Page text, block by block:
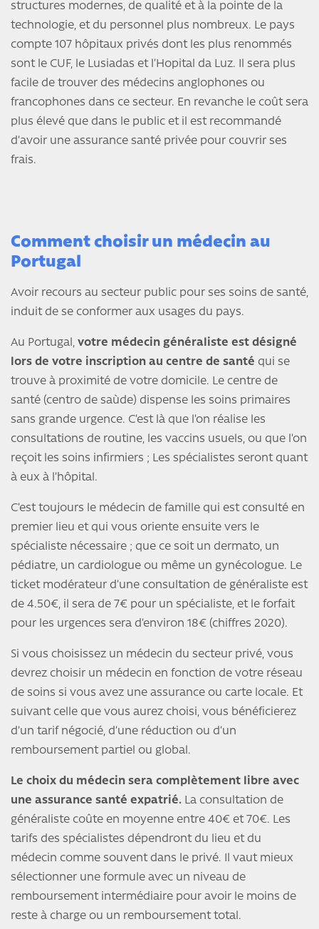
structures modernes, de qualité et à la pointe de la
technologie, et du personnel plus nombreux. Le pays
compte 107 hôpitaux privés dont les plus renommés
sont le CUF, le Lusiadas et l’Hopital da Luz. Il sera plus
facile de trouver des médecins anglophones ou
francophones dans ce secteur. En revanche le coût sera
plus élevé que dans le public et il est recommandé
d’avoir une assurance santé privée pour couvrir ses
frais.
Comment choisir un médecin au
Portugal
Avoir recours au secteur public pour ses soins de santé,
induit de se conformer aux usages du pays.
Au Portugal, votre médecin généraliste est désigné
lors de votre inscription au centre de santé qui se
trouve à proximité de votre domicile. Le centre de
santé (centro de saùde) dispense les soins primaires
sans grande urgence. C’est là que l’on réalise les
consultations de routine, les vaccins usuels, ou que l’on
reçoit les soins infirmiers ; Les spécialistes seront quant
à eux à l’hôpital.
C’est toujours le médecin de famille qui est consulté en
premier lieu et qui vous oriente ensuite vers le
spécialiste nécessaire ; que ce soit un dermato, un
pédiatre, un cardiologue ou même un gynécologue. Le
ticket modérateur d’une consultation de généraliste est
de 4.50€, il sera de 7€ pour un spécialiste, et le forfait
pour les urgences sera d’environ 18€ (chiffres 2020).
Si vous choisissez un médecin du secteur privé, vous
devrez choisir un médecin en fonction de votre réseau
de soins si vous avez une assurance ou carte locale. Et
suivant celle que vous aurez choisi, vous bénéficierez
d’un tarif négocié, d’une réduction ou d’un
remboursement partiel ou global.
Le choix du médecin sera complètement libre avec
une assurance santé expatrié. La consultation de
généraliste coûte en moyenne entre 40€ et 70€. Les
tarifs des spécialistes dépendront du lieu et du
médecin comme souvent dans le privé. Il vaut mieux
sélectionner une formule avec un niveau de
remboursement intermédiaire pour avoir le moins de
reste à charge ou un remboursement total.